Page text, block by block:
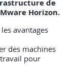
de
Horizon.
avantages
des machines
pour